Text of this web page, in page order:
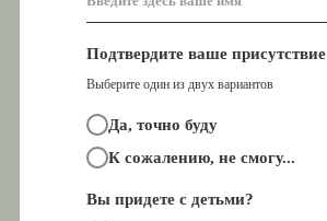
Подтвердите ваше присутствие
Выберите один из двух вариантов
Да, точно буду
К сожалению, не смогу...
Вы придете с детьми?